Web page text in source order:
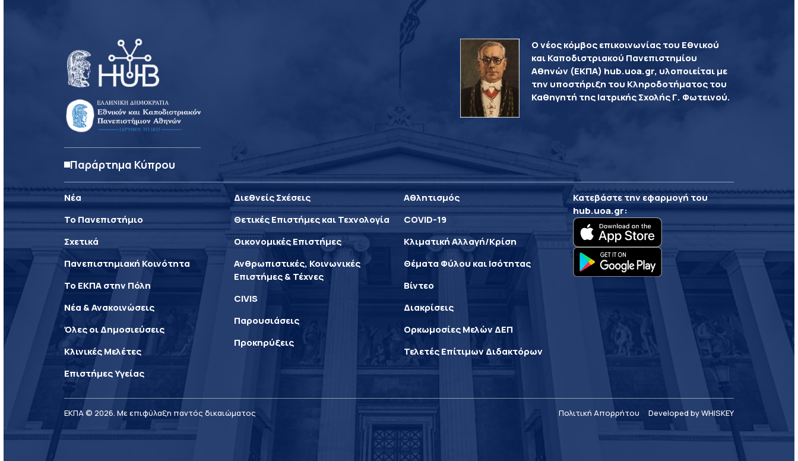
Παράρτημα Κύπρου
Ο νέος κόμβος επικοινωνίας του Εθνικού
και Καποδιστριακού Πανεπιστημίου
Αθηνών (ΕΚΠΑ) hub.uoa.gr, υλοποιείται με
την υποστήριξη του Κληροδοτήματος του
Καθηγητή της Ιατρικής Σχολής Γ. Φωτεινού.
Νέα
Το Πανεπιστήμιο
Σχετικά
Πανεπιστημιακή Κοινότητα
Το ΕΚΠΑ στην Πόλη
Νέα & Ανακοινώσεις
Όλες οι Δημοσιεύσεις
Κλινικές Μελέτες
Επιστήμες Υγείας
Διεθνείς Σχέσεις
Θετικές Επιστήμες και Τεχνολογία
Οικονομικές Επιστήμες
Ανθρωπιστικές, Κοινωνικές
Επιστήμες & Τέχνες
CIVIS
Παρουσιάσεις
Προκηρύξεις
Αθλητισμός
COVID-19
Κλιματική Αλλαγή/Κρίση
Θέματα Φύλου και Ισότητας
Βίντεο
Διακρίσεις
Ορκωμοσίες Μελών ΔΕΠ
Τελετές Επίτιμων Διδακτόρων
Κατεβάστε την εφαρμογή του
hub.uoa.gr:
ΕΚΠΑ © 2026. Με επιφύλαξη παντός δικαιώματος Πολιτική Απορρήτου Developed by WHISKEY